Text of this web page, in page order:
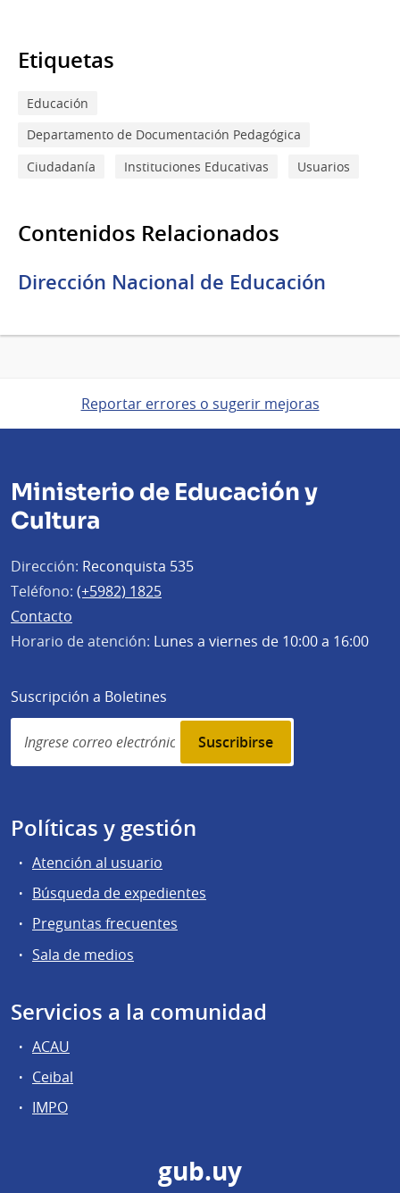
Etiquetas
Educación
Departamento de Documentación Pedagógica
Ciudadanía
Instituciones Educativas Usuarios
Contenidos Relacionados
Dirección Nacional de Educación
Reportar errores o sugerir mejoras
Ministerio de Educación y
Cultura
Dirección: Reconquista 535
Teléfono: (+5982) 1825
Contacto
Horario de atención: Lunes a viernes de 10:00 a 16:00
Suscripción a Boletines
Simplenews
subscription
Políticas y gestión
Atención al usuario
Búsqueda de expedientes
Preguntas frecuentes
Sala de medios
Servicios a la comunidad
ACAU
Ceibal
IMPO
gub.uy